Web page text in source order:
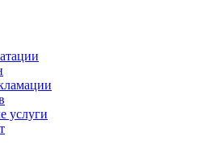
услуги